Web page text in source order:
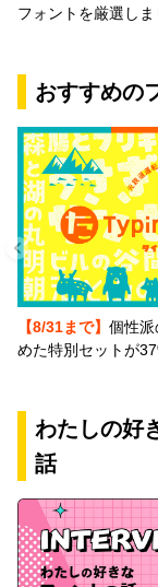
フォントを厳選しま
おすすめの
【8/31まで】 個性
めた特別セットが
わたしの好
話